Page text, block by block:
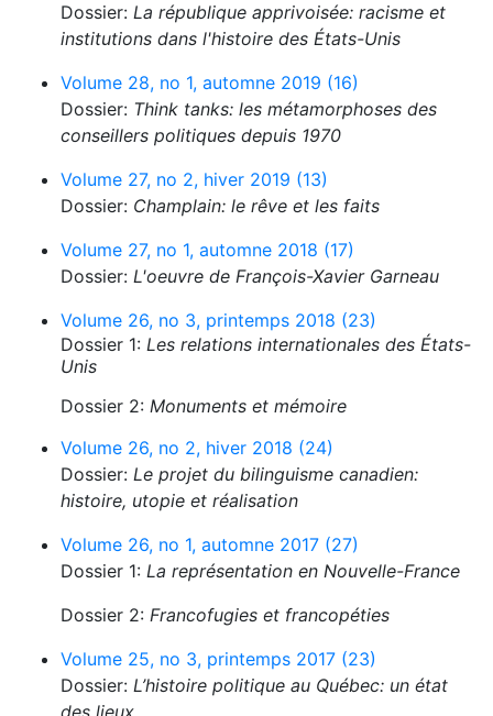
Dossier: La république apprivoisée: racisme et
institutions dans l'histoire des États-Unis
Volume 28, no 1, automne 2019 (16)
Dossier: Think tanks: les métamorphoses des
conseillers politiques depuis 1970
Volume 27, no 2, hiver 2019 (13)
Dossier: Champlain: le rêve et les faits
Volume 27, no 1, automne 2018 (17)
Dossier: L'oeuvre de François-Xavier Garneau
Volume 26, no 3, printemps 2018 (23)
Dossier 1: Les relations internationales des États-
Unis
Dossier 2: Monuments et mémoire
Volume 26, no 2, hiver 2018 (24)
Dossier: Le projet du bilinguisme canadien:
histoire, utopie et réalisation
Volume 26, no 1, automne 2017 (27)
Dossier 1: La représentation en Nouvelle-France
Dossier 2: Francofugies et francopéties
Volume 25, no 3, printemps 2017 (23)
Dossier: L’histoire politique au Québec: un état
des lieux